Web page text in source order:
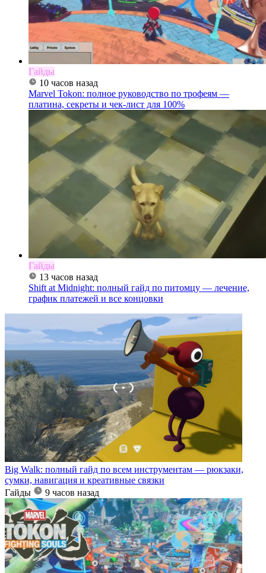
Гайды
10 часов назад
Marvel Tokon: полное руководство по трофеям —
платина, секреты и чек-лист для 100%
Гайды
13 часов назад
Shift at Midnight: полный гайд по питомцу — лечение,
график платежей и все концовки
Big Walk: полный гайд по всем инструментам — рюкзаки,
сумки, навигация и креативные связки
Гайды
9 часов назад